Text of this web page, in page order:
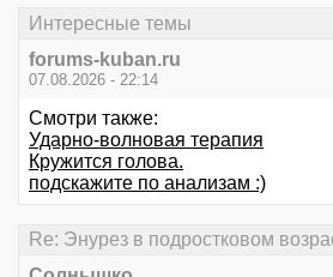
Интересные темы
forums-kuban.ru
07.08.2026 - 22:14
Смотри также:
Ударно-волновая терапия
Кружится голова.
подскажите по анализам :)
Re: Энурез в подростковом